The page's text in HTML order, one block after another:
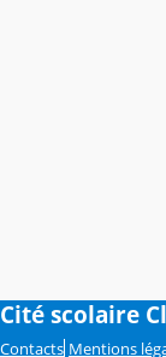
Cité scolaire
Contacts Mentions